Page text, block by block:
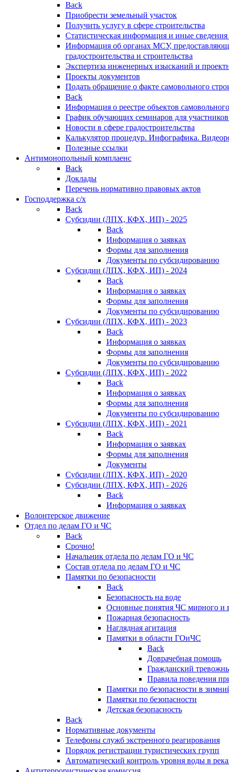
Back
Приобрести земельный участок
Получить услугу в сфере строительства
Статистическая информация и иные сведения
Информация об органах МСУ,
градостроительства и строительства
Экспертиза инженерных изысканий и
Проекты документов
Подать обращение о факте самовольного
Back
Информация о реестре объектов
График обучающих семинаров для участников
Новости в сфере градостроительства
Калькулятор процедур. Инфографика.
Полезные ссылки
Антимонопольный комплаенс
Back
Доклады
Перечень нормативно правовых актов
Господдержка с/х
Back
Субсидии (ЛПХ, КФХ, ИП) - 2025
Back
Информация о заявках
Формы для заполнения
Документы по субсидированию
Субсидии (ЛПХ, КФХ, ИП) - 2024
Back
Информация о заявках
Формы для заполнения
Документы по субсидированию
Субсидии (ЛПХ, КФХ, ИП) - 2023
Back
Информация о заявках
Формы для заполнения
Документы по субсидированию
Субсидии (ЛПХ, КФХ, ИП) - 2022
Back
Информация о заявках
Формы для заполнения
Документы по субсидированию
Субсидии (ЛПХ, КФХ, ИП) - 2021
Back
Информация о заявках
Формы для заполнения
Документы
Субсидии (ЛПХ, КФХ, ИП) - 2020
Субсидии (ЛПХ, КФХ, ИП) - 2026
Back
Информация о заявках
Волонтерское движение
Отдел по делам ГО и ЧС
Back
Срочно!
Начальник отдела по делам ГО и ЧС
Состав отдела по делам ГО и ЧС
Памятки по безопасности
Back
Безопасность на воде
Основные понятия ЧС мирного и
Пожарная безопасность
Наглядная агитация
Памятки в области ГОиЧС
Back
Доврачебная помощь
Гражданский
Правила поведения
Памятки по безопасности в
Памятки по безопасности
Детская безопасность
Back
Нормативные документы
Телефоны служб экстренного реагирования
Порядок регистрации туристических групп
Автоматический контроль уровня воды в